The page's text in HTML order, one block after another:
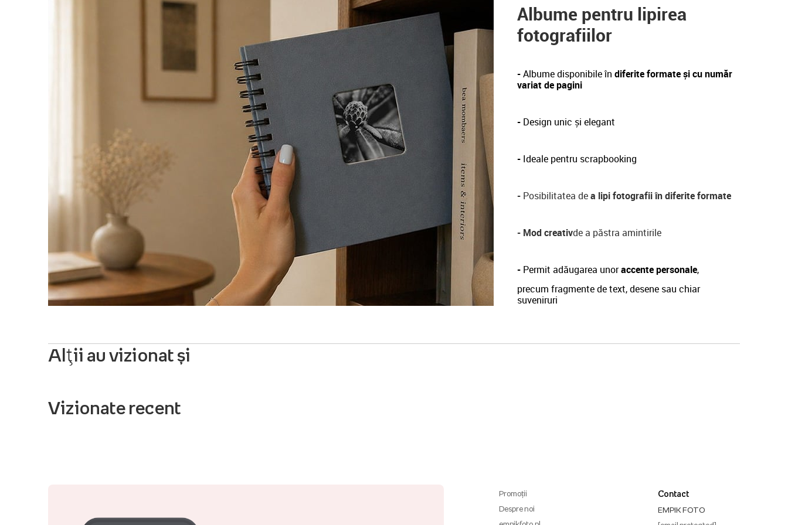
Albume pentru lipirea
fotografiilor
-Albume disponibile în diferite formate și cu număr
variat de pagini
-Design unic și elegant
- Ideale pentru scrapbooking
-Posibilitatea dea lipi fotografii în diferite formate
- Mod creativde a păstra amintirile
-Permit adăugarea unoraccente personale,
precum fragmente de text, desene sau chiar
suveniruri
Alții au vizionat și
Vizionate recent
Promoții
Despre noi
Contact
EMPIK FOTO